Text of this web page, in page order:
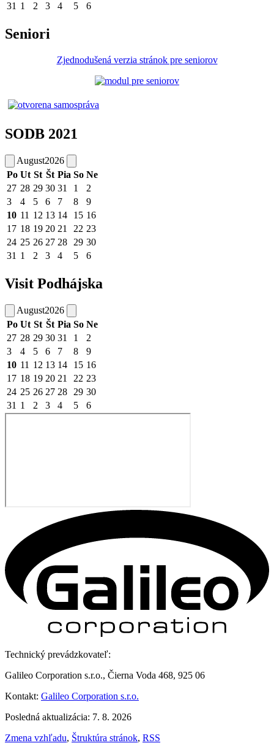
31 1 2 3 4 5 6
Seniori
Zjednodušená verzia stránok pre seniorov
SODB 2021
August2026
Po Ut St Št Pia So Ne
27 28 29 30 31 1
2
3
4 5 6 7 8
9
10 11 12 13 14 15 16
17 18 19 20 21 22 23
24 25 26 27 28 29 30
31 1 2 3 4 5 6
Visit Podhájska
August2026
Po Ut St Št Pia So Ne
27 28 29 30 31 1
2
3
4 5 6 7 8
9
10 11 12 13 14 15 16
17 18 19 20 21 22 23
24 25 26 27 28 29 30
31 1 2 3 4 5 6
Technický prevádzkovateľ:
Galileo Corporation s.r.o., Čierna Voda 468, 925 06
Kontakt: Galileo Corporation s.r.o.
Posledná aktualizácia: 7. 8. 2026
Zmena vzhľadu, Štruktúra stránok, RSS